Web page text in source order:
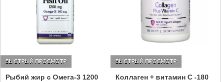
Рыбий жир с Омега-3 1200
БЫСТРЫЙ ПРОСМОТР
Коллаген + витамин С -180
БЫСТРЫЙ ПРОСМОТР